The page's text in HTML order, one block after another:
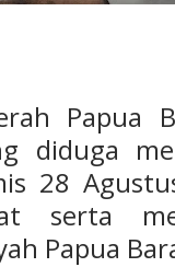
Papua
diduga
28
serta
Papua